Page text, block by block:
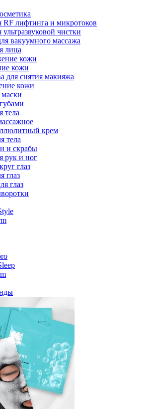
RF лифтинга и микротоков
ультразвуковой чистки
вакуумного массажа
лица
кожи
кожи
для снятия макияжа
кожи
тела
крем
тела
и скрабы
рук и ног
глаз
глаз
глаз